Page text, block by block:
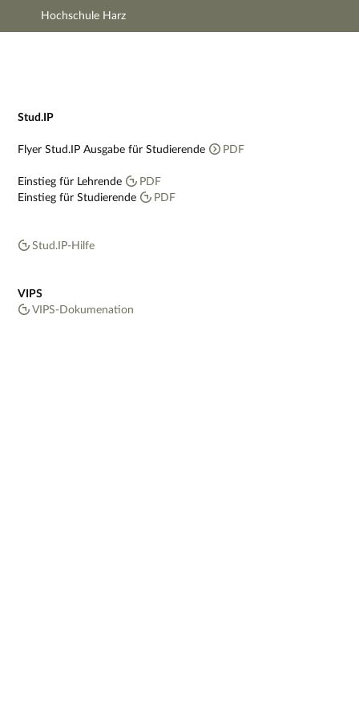
Hauptnavigation
Hochschule Harz
Impressum
Stud.IP
Flyer Stud.IP Ausgabe für Studierende PDF
Einstieg für Lehrende
PDF
Einstieg für Studierende
PDF
Stud.IP-Hilfe
VIPS
VIPS-Dokumenation